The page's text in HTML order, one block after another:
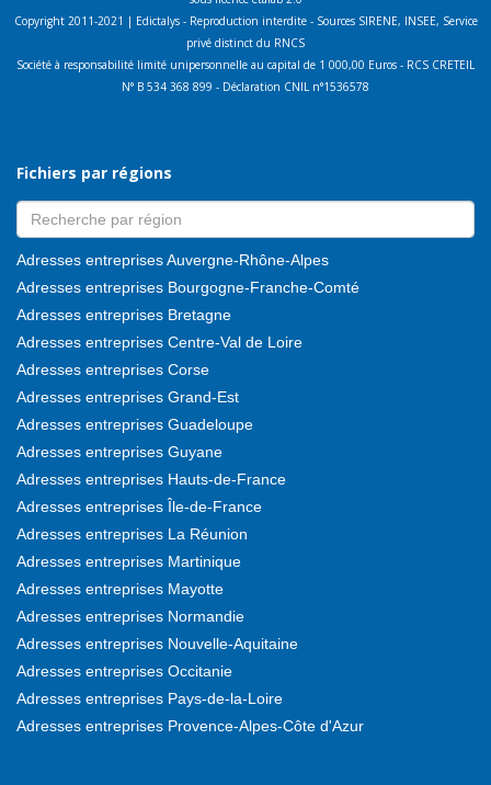
Copyright 2011-2021 | Edictalys - Reproduction interdite - Sources SIRENE, INSEE, Service
privé distinct du RNCS
Société à responsabilité limité unipersonnelle au capital de 1 000,00 Euros - RCS CRETEIL
N° B 534 368 899 - Déclaration CNIL n°1536578
Fichiers par régions
Adresses entreprises Auvergne-Rhône-Alpes
Adresses entreprises Bourgogne-Franche-Comté
Adresses entreprises Bretagne
Adresses entreprises Centre-Val de Loire
Adresses entreprises Corse
Adresses entreprises Grand-Est
Adresses entreprises Guadeloupe
Adresses entreprises Guyane
Adresses entreprises Hauts-de-France
Adresses entreprises Île-de-France
Adresses entreprises La Réunion
Adresses entreprises Martinique
Adresses entreprises Mayotte
Adresses entreprises Normandie
Adresses entreprises Nouvelle-Aquitaine
Adresses entreprises Occitanie
Adresses entreprises Pays-de-la-Loire
Adresses entreprises Provence-Alpes-Côte d'Azur